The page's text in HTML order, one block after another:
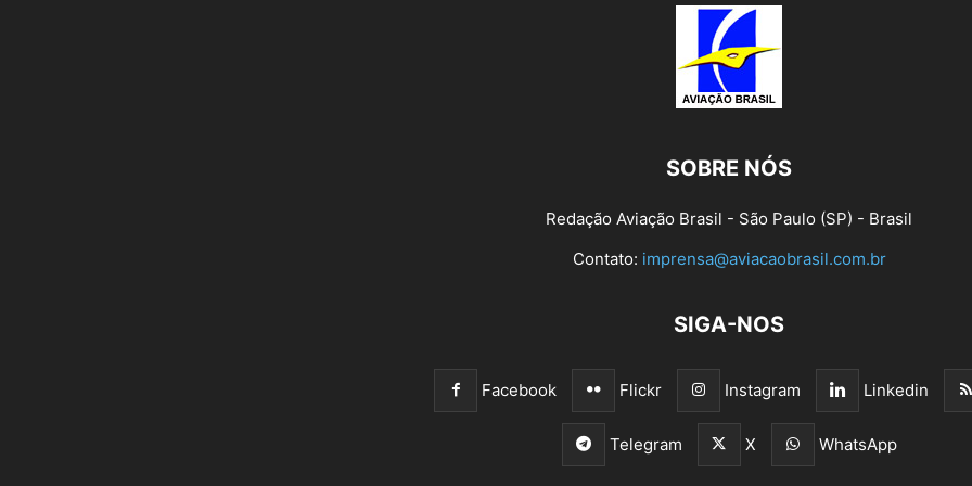
SOBRE NÓS
Redação Aviação Brasil - São Paulo (SP) - Brasil
Contato: imprensa@aviacaobrasil.com.br
SIGA-NOS
Facebook Flickr Instagram Linkedin
Telegram X WhatsApp